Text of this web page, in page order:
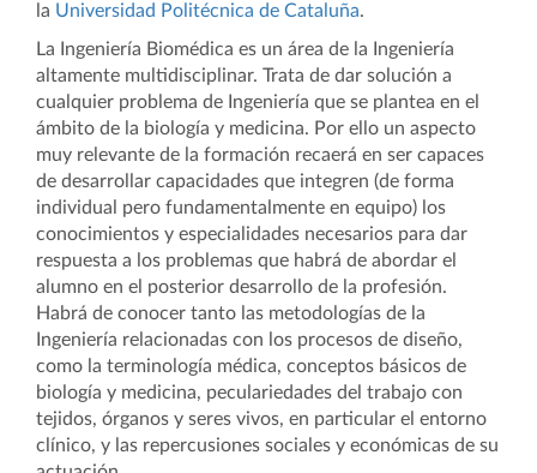
la Universidad Politécnica de Cataluña.
La Ingeniería Biomédica es un área de la Ingeniería
altamente multidisciplinar. Trata de dar solución a
cualquier problema de Ingeniería que se plantea en el
ámbito de la biología y medicina. Por ello un aspecto
muy relevante de la formación recaerá en ser capaces
de desarrollar capacidades que integren (de forma
individual pero fundamentalmente en equipo) los
conocimientos y especialidades necesarios para dar
respuesta a los problemas que habrá de abordar el
alumno en el posterior desarrollo de la profesión.
Habrá de conocer tanto las metodologías de la
Ingeniería relacionadas con los procesos de diseño,
como la terminología médica, conceptos básicos de
biología y medicina, peculariedades del trabajo con
tejidos, órganos y seres vivos, en particular el entorno
clínico, y las repercusiones sociales y económicas de su